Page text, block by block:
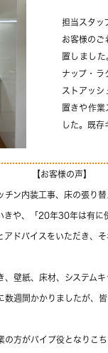
担当スタッ
お客様のご
置しまし
ナップ・ラ
ストアッシ
置きや作業
した。既存
【お客様の声】
ン内装工事、床の張り
きや、「20年30年は有に
ドバイスをいただき、
壁紙、床材、システム
週間かかりましたが、
方がパイプ役となりこ